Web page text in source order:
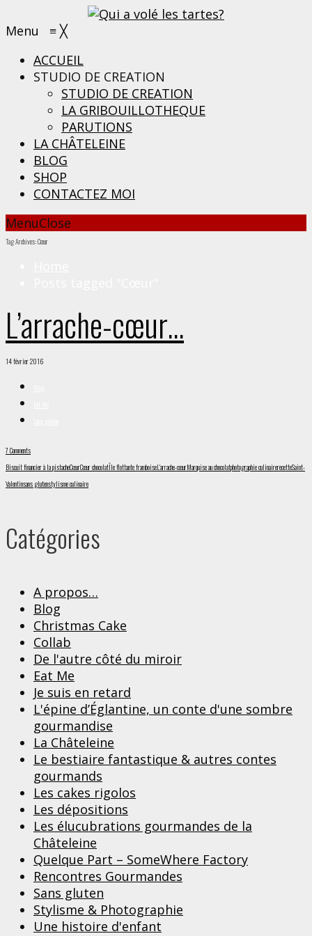
Menu ≡ ╳
ACCUEIL
STUDIO DE CREATION
STUDIO DE CREATION
LA GRIBOUILLOTHEQUE
PARUTIONS
LA CHÂTELEINE
BLOG
SHOP
CONTACTEZ MOI
MenuClose
Tag Archives: Cœur
L’arrache-cœur…
14 février 2016
7 Comments
Biscuit financier à la pistacheCœurCœur chocolatÎle flottante framboiseL'arrache-cœurMarquise au chocolatphotographie culinairerecetteSaint-
Valentinsans glutenstylisme culinaire
Catégories
A propos…
Blog
Christmas Cake
Collab
De l'autre côté du miroir
Eat Me
Je suis en retard
L'épine d’Églantine, un conte d'une sombre
gourmandise
La Châteleine
Le bestiaire fantastique & autres contes
gourmands
Les cakes rigolos
Les dépositions
Les élucubrations gourmandes de la
Châteleine
Quelque Part – SomeWhere Factory
Rencontres Gourmandes
Sans gluten
Stylisme & Photographie
Une histoire d'enfant